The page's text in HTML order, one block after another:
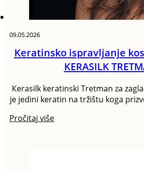
09.05.2026
Keratinsko ispravljanje
KERASILK
Кerasilk keratinski Tretman za
je jedini keratin na tržištu koga
Pročitaj više